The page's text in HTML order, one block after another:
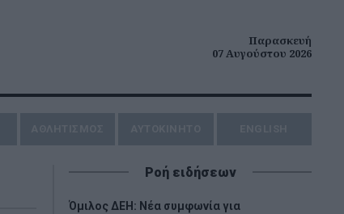
Παρασκευή
07 Αυγούστου 2026
Ροή ειδήσεων
Όμιλος ΔΕΗ: Νέα συμφωνία για